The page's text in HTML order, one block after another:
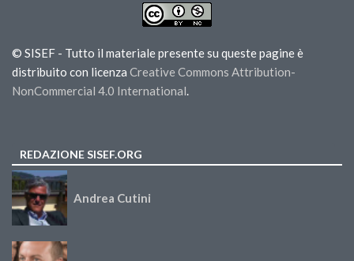
© SISEF - Tutto il materiale presente su queste pagine è
distribuito con licenza Creative Commons Attribution-
NonCommercial 4.0 International.
REDAZIONE SISEF.ORG
Andrea Cutini